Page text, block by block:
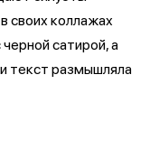
в своих коллажах
сатирой, а
текст размышляла